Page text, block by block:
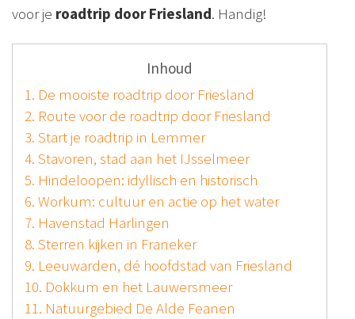
voor je roadtrip door Friesland. Handig!
Inhoud
1. De mooiste roadtrip door Friesland
2. Route voor de roadtrip door Friesland
3. Start je roadtrip in Lemmer
4. Stavoren, stad aan het IJsselmeer
5. Hindeloopen: idyllisch en historisch
6. Workum: cultuur en actie op het water
7. Havenstad Harlingen
8. Sterren kijken in Franeker
9. Leeuwarden, dé hoofdstad van Friesland
10. Dokkum en het Lauwersmeer
11. Natuurgebied De Alde Feanen